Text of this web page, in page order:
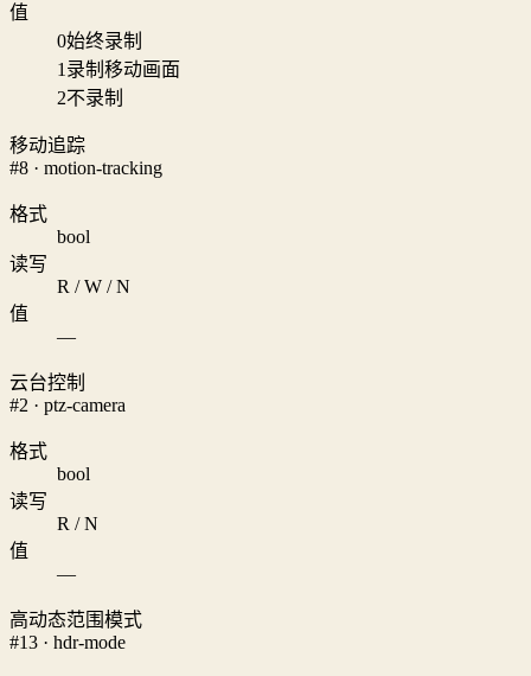
值
0始终录制
1 录制移动画面
2不录制
移动追踪
#8 · motion-tracking
格式
bool
读写
R / W / N
值
—
云台控制
#2 · ptz-camera
格式
bool
读写
R / N
值
—
高动态范围模式
#13 · hdr-mode